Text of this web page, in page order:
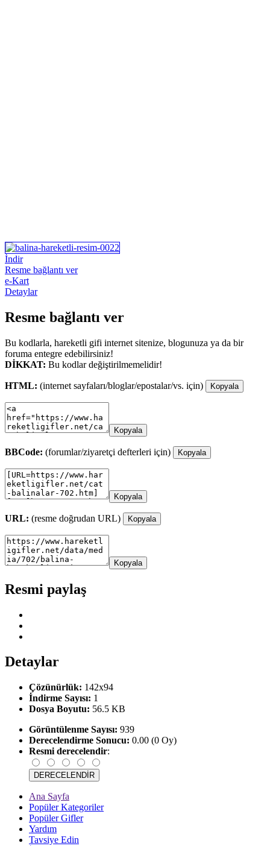
İndir
Resme bağlantı ver
e-Kart
Detaylar
Resme bağlantı ver
Bu kodlarla, hareketli gifi internet sitenize, blogunuza ya da bir
foruma entegre edebilirsiniz!
DİKKAT: Bu kodlar değiştirilmemelidir!
HTML: (internet sayfaları/bloglar/epostalar/vs. için) Kopyala
Kopyala
BBCode: (forumlar/ziyaretçi defterleri için) Kopyala
Kopyala
URL: (resme doğrudan URL) Kopyala
Kopyala
Resmi paylaş
Detaylar
Çözünürlük: 142x94
İndirme Sayısı: 1
Dosya Boyutu: 56.5 KB
Görüntülenme Sayısı: 939
Derecelendirme Sonucu: 0.00 (0 Oy)
Resmi derecelendir:
Ana Sayfa
Popüler Kategoriler
Popüler Gifler
Yardım
Tavsiye Edin